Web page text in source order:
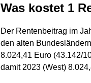
Was kostet 1
Der Rentenbeitrag im
den alten
8.024,41 Euro (43.142/
damit 2023 (West)